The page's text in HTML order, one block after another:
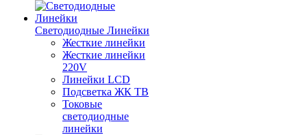
Светодиодные Линейки
Жесткие линейки
Жесткие линейки
220V
Линейки LCD
Подсветка ЖК ТВ
Токовые
светодиодные
линейки